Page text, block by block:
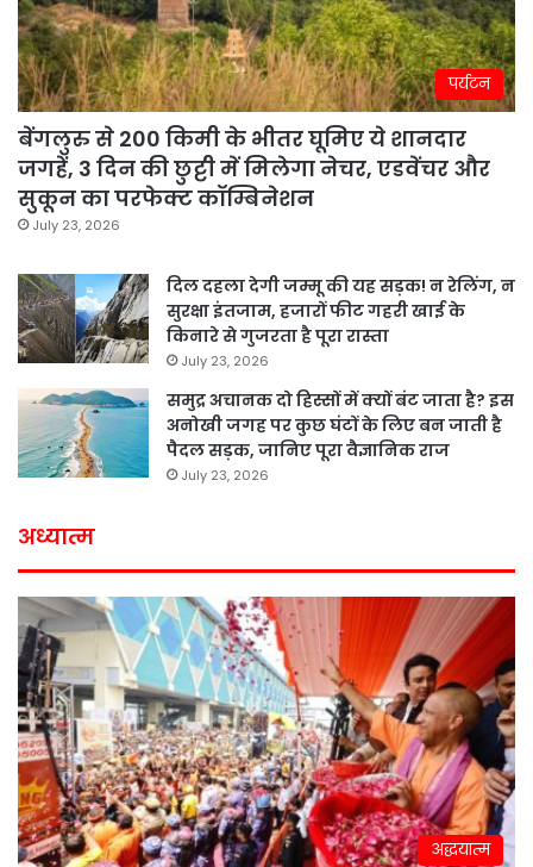
पर्यटन
बेंगलुरु से 200 किमी के भीतर घूमिए ये शानदार
जगहें, 3 दिन की छुट्टी में मिलेगा नेचर, एडवेंचर और
सुकून का परफेक्ट कॉम्बिनेशन
July 23, 2026
दिल दहला देगी जम्मू की यह सड़क! न रेलिंग, न
सुरक्षा इंतजाम, हजारों फीट गहरी खाई के
किनारे से गुजरता है पूरा रास्ता
July 23, 2026
समुद्र अचानक दो हिस्सों में क्यों बंट जाता है? इस
अनोखी जगह पर कुछ घंटों के लिए बन जाती है
पैदल सड़क, जानिए पूरा वैज्ञानिक राज
July 23, 2026
अध्यात्म
अद्धयात्म